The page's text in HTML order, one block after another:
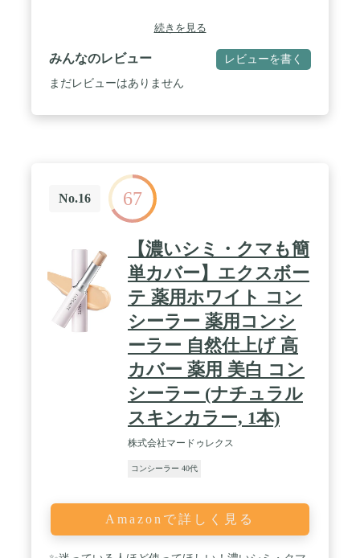
続きを見る
みんなのレビュー レビューを書く
まだレビューはありません
No.16 67
【濃いシミ・クマも簡
単カバー】エクスボー
テ 薬用ホワイト コン
シーラー 薬用コンシ
ーラー 自然仕上げ 高
カバー 薬用 美白 コン
シーラー (ナチュラル
スキンカラー, 1本)
株式会社マードゥレクス
コンシーラー 40代
Amazonで詳しく見る